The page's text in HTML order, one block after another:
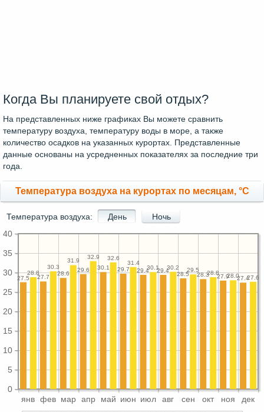
Когда Вы планируете свой отдых?
На представленных ниже графиках Вы можете сравнить
температуру воздуха, температуру воды в море, а также
количество осадков на указанных курортах. Представленные
данные основаны на усредненных показателях за последние три
года.
Температура воздуха на курортах по месяцам, °C
Температура воздуха: День Ночь
янв фев мар апр май июн июл авг сен окт ноя дек
0
5
10
15
20
25
30
35
40
27.4
27.9
28.3
28.5
29.4
29.4
29.7
30.1
29.6
28.6
27.7
27.5 27.6
28.0
28.8
29.5
30.2
30.1
31.4
32.6
32.9
31.9
30.3
28.8